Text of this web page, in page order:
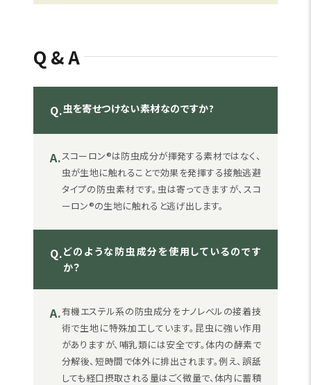
Q&A
Q.虫を寄せつけない素材なのですか?
A.スコーロン®は防虫成分が揮発する素材ではなく、
虫が生地に触れることで効果を発揮する接触逃避
タイプの防虫素材です。虫は寄ってきますが、スコ
ーロン®の生地に触れると逃げ出します。
Q.どのような防虫成分を使用しているのです
か？
A.有機エステル系の防虫成分をナノレベルの接着技
術で生地に特殊加工しています。昆虫に強い作用
がありますが、哺乳類には安全です。体内の酵素で
分解後、短時間で体外に排出されます。例え、誤舐
しても経口摂取される量はごく微量で、体内に蓄積